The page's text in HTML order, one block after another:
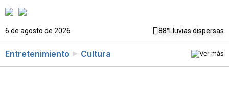
6 de agosto de 2026 88°Lluvias dispersas
Entretenimiento Cultura